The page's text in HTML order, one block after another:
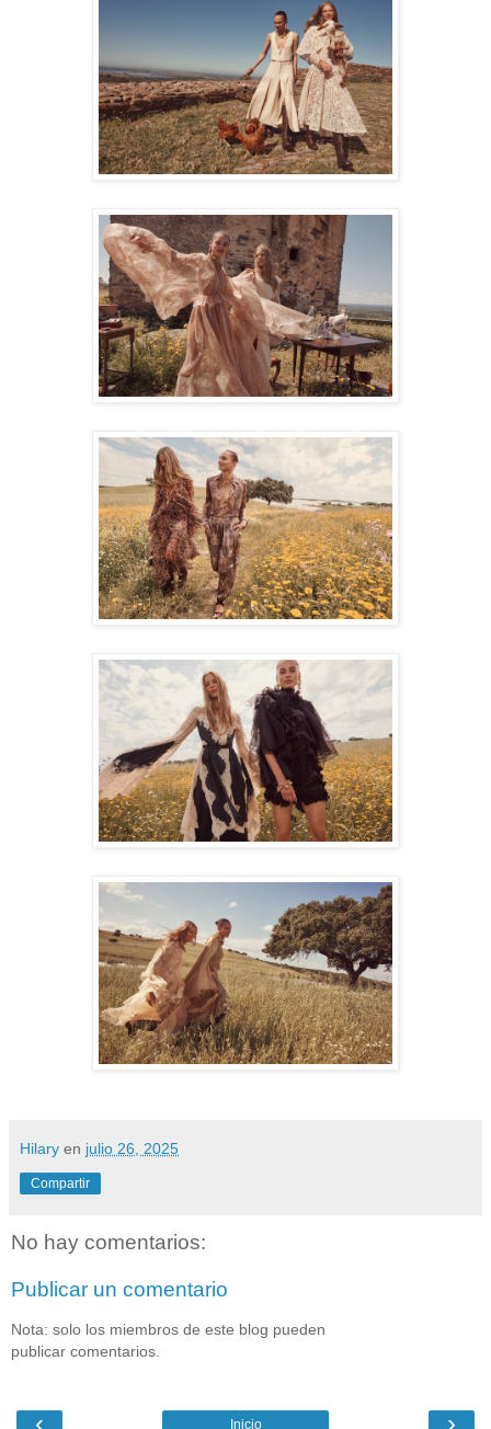
Hilary en julio 26, 2025
Compartir
No hay comentarios:
Publicar un comentario
Nota: solo los miembros de este blog pueden
publicar comentarios.
Inicio